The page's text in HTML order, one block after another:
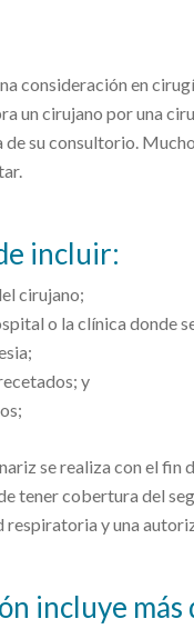
consideración en
un cirujano por una
su consultorio.
incluir:
cirujano;
o la clínica donde
y
se realiza con el
tener cobertura del
respiratoria y una
incluye